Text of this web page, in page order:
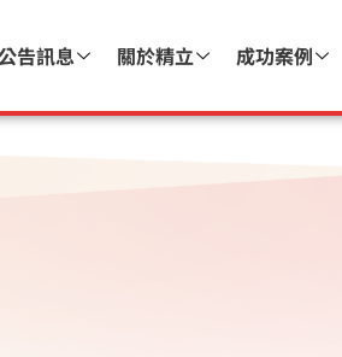
告訊息 關於精立 成功案例